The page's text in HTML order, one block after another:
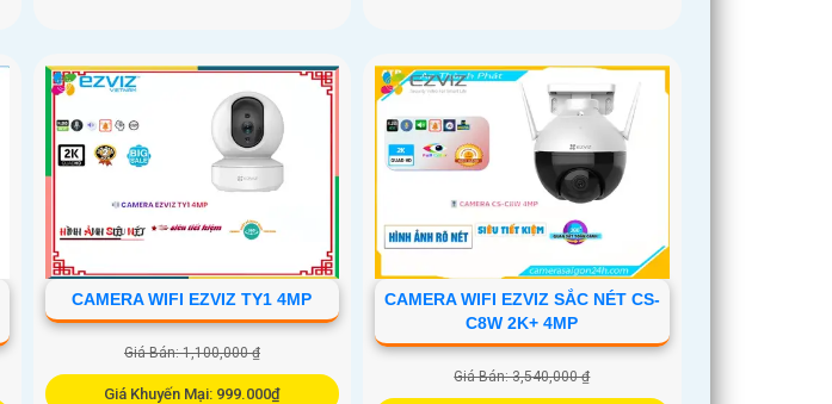
CAMERA WIFI EZVIZ TY1 4MP
Giá Bán: 1,100,000 ₫
Giá Khuyến Mại: 999.000₫
CAMERA WIFI EZVIZ SẮC NÉT CS-
C8W 2K+ 4MP
Giá Bán: 3,540,000 ₫